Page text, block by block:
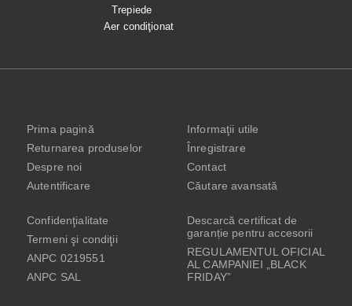
Trepiede
Aer condiţionat
Prima pagină
Returnarea produselor
Despre noi
Autentificare
Informaţii utile
Înregistrare
Contact
Căutare avansată
Confidenţialitate
Termeni şi condiţii
ANPC 0219551
ANPC SAL
Descarcă certificat de
garanție pentru accesorii
REGULAMENTUL OFICIAL
AL CAMPANIEI „BLACK
FRIDAY”